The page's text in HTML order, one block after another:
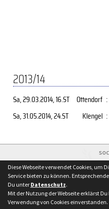
2013/14
Sa, 29.03.2014, 16.ST Ottendorf :
Sa, 31.05.2014, 24.ST Klengel :
©
Besucherstatistik Kontakt
Diese Webseite verwendet Cookies, um
Service bieten zu können.
Du unter Datenschutz.
Mit der Nutzung der Webseite erklärst
Verwendung von Cookies einverstanden.